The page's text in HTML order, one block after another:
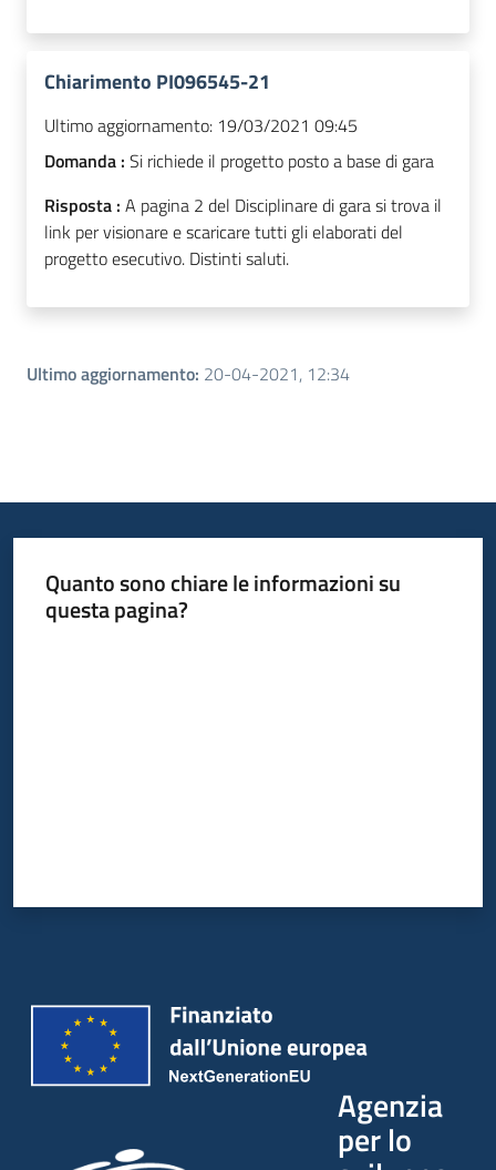
Chiarimento PI096545-21
Ultimo aggiornamento: 19/03/2021 09:45
Domanda : Si richiede il progetto posto a base di gara
Risposta : A pagina 2 del Disciplinare di gara si trova il
link per visionare e scaricare tutti gli elaborati del
progetto esecutivo. Distinti saluti.
Ultimo aggiornamento: 20-04-2021, 12:34
Quanto sono chiare le informazioni su
questa pagina?
Agenzia
per lo